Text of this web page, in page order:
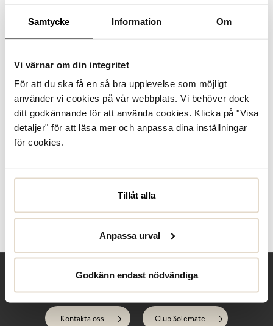
Samtycke Information Om
Vi värnar om din integritet
För att du ska få en så bra upplevelse som möjligt
använder vi cookies på vår webbplats. Vi behöver dock
ditt godkännande för att använda cookies. Klicka på "Visa
detaljer" för att läsa mer och anpassa dina inställningar
för cookies.
Tillåt alla
Anpassa urval
Godkänn endast nödvändiga
Produktbeskrivning
Sandalett i nubuck med öppen tå och ställbar T-strap.
Sandaletten är har innerfoder i skinn och en liten platå
framtill för bättre komfort. Dasia är designade skor med
feminina influenser, stilrena li...
Kontakta oss Club Solemate